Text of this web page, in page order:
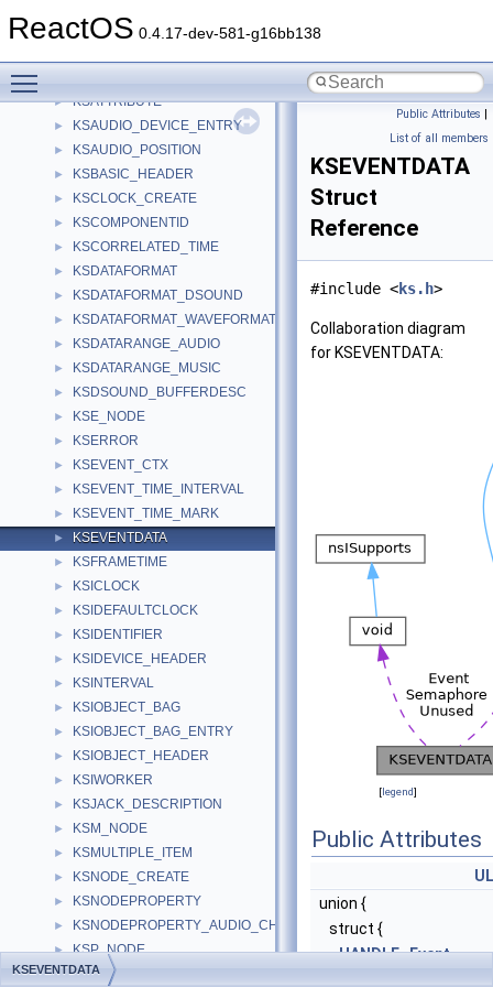
ReactOS 0.4.17-dev-581-g16bb138
► KS_FRAMING_RANGE_WEIGHTED
► KSATTRIBUTE
► KSAUDIO_DEVICE_ENTRY
► KSAUDIO_POSITION
► KSBASIC_HEADER
► KSCLOCK_CREATE
► KSCOMPONENTID
► KSCORRELATED_TIME
► KSDATAFORMAT
► KSDATAFORMAT_DSOUND
► KSDATAFORMAT_WAVEFORMATEX
► KSDATARANGE_AUDIO
► KSDATARANGE_MUSIC
► KSDSOUND_BUFFERDESC
► KSE_NODE
► KSERROR
► KSEVENT_CTX
► KSEVENT_TIME_INTERVAL
► KSEVENT_TIME_MARK
► KSEVENTDATA
► KSFRAMETIME
► KSICLOCK
► KSIDEFAULTCLOCK
► KSIDENTIFIER
► KSIDEVICE_HEADER
► KSINTERVAL
► KSIOBJECT_BAG
► KSIOBJECT_BAG_ENTRY
► KSIOBJECT_HEADER
► KSIWORKER
► KSJACK_DESCRIPTION
► KSM_NODE
► KSMULTIPLE_ITEM
► KSNODE_CREATE
► KSNODEPROPERTY
► KSNODEPROPERTY_AUDIO_CHANNEL
► KSP_NODE
► KSP_PIN
Public Attributes |
List of all members
KSEVENTDATA
Struct
Reference
#include <ks.h>
Collaboration diagram
for KSEVENTDATA:
[legend]
Public Attributes
union {
struct {
HANDLE Event
KSEVENTDATA